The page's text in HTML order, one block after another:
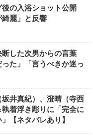
の入浴ショット公開
綺麗」と反響
した次男からの言葉
った」「言うべきか迷っ
坂井真紀）、澄晴（寺西
着浮き彫りに「完全に
【ネタバレあり】